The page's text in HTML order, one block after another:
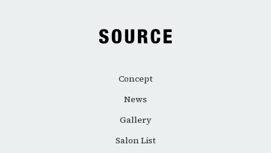
Concept
News
Gallery
Salon List